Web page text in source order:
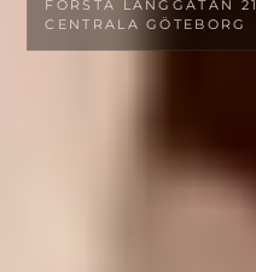
FÖRSTA LÅNGGATAN 21
CENTRALA GÖTEBORG